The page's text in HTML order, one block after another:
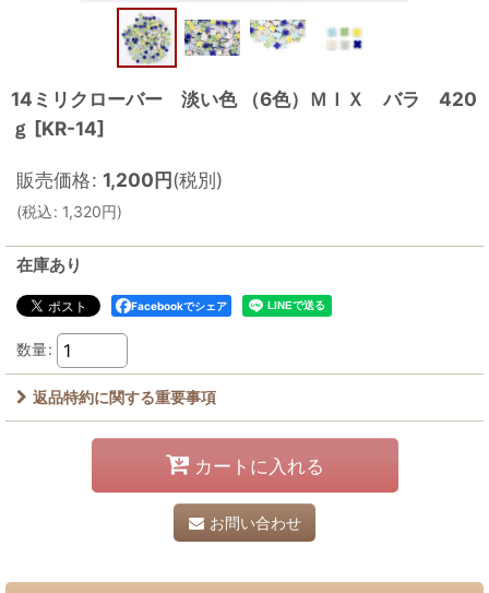
14ミリクローバー 淡い色 （6色）ＭＩＸ バラ 420
ｇ [KR-14]
販売価格: 1,200円(税別)
(税込: 1,320円)
在庫あり
Facebookでシェア
数量:
返品特約に関する重要事項
カートに入れる
お問い合わせ